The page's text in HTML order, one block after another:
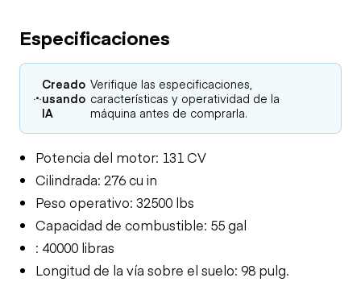
Especificaciones
Creado
usando
IA
Verifique las especificaciones,
características y operatividad de la
máquina antes de comprarla.
Potencia del motor: 131 CV
Cilindrada: 276 cu in
Peso operativo: 32500 lbs
Capacidad de combustible: 55 gal
: 40000 libras
Longitud de la vía sobre el suelo: 98 pulg.